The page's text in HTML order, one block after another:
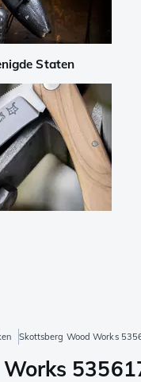
Staten
Skottsberg Wood Works